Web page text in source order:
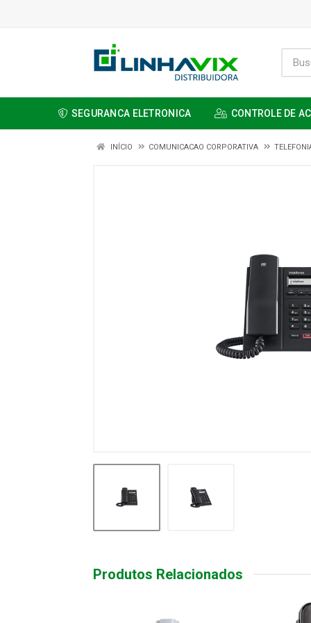
SEGURANCA ELETRONICA CONTROLE DE
INÍCIO COMUNICACAO CORPORATIVA
Produtos Relacionados